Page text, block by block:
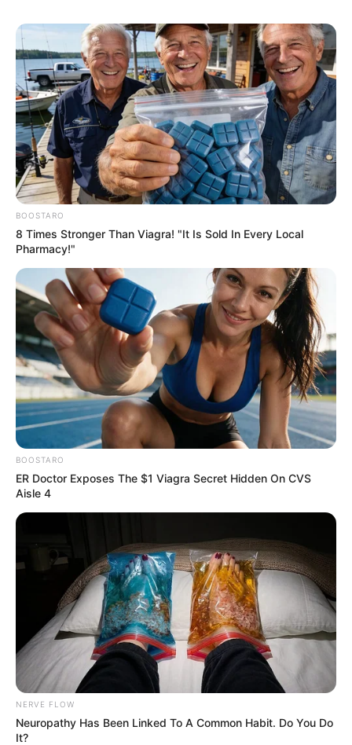
BOOSTARO
8 Times Stronger Than Viagra! "It Is Sold In Every Local
Pharmacy!"
BOOSTARO
ER Doctor Exposes The $1 Viagra Secret Hidden On CVS
Aisle 4
NERVE FLOW
Neuropathy Has Been Linked To A Common Habit. Do You Do
It?